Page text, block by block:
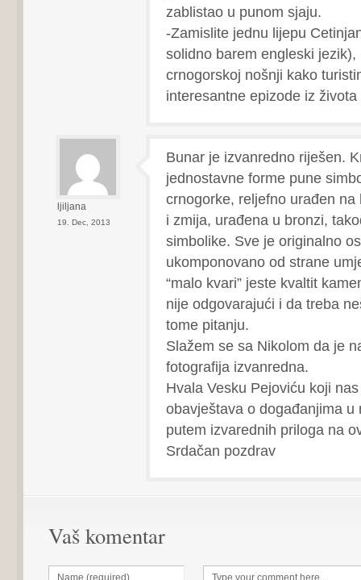
zablistao u punom sjaju.
-Zamislite jednu lijepu
solidno barem engleski
crnogorskoj nošnji kako
interesantne epizode iz
ljiljana
19. Dec, 2013
Bunar je izvanredno riješen.
jednostavne forme pune
crnogorke, reljefno urađen na
i zmija, urađena u bronzi,
simbolike. Sve je originalno
ukomponovano od strane
“malo kvari” jeste kvaltit
nije odgovarajući i da treba
tome pitanju.
Slažem se sa Nikolom da je
fotografija izvanredna.
Hvala Vesku Pejoviću koji
obavještava o događanjima u
putem izvarednih priloga na
Srdačan pozdrav
Vaš komentar